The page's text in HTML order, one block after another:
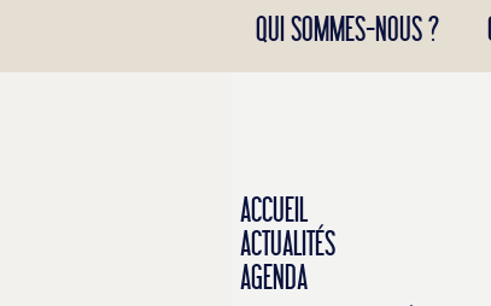
QUI SOMMES-NOUS ?
ACCUEIL
ACTUALITÉS
AGENDA